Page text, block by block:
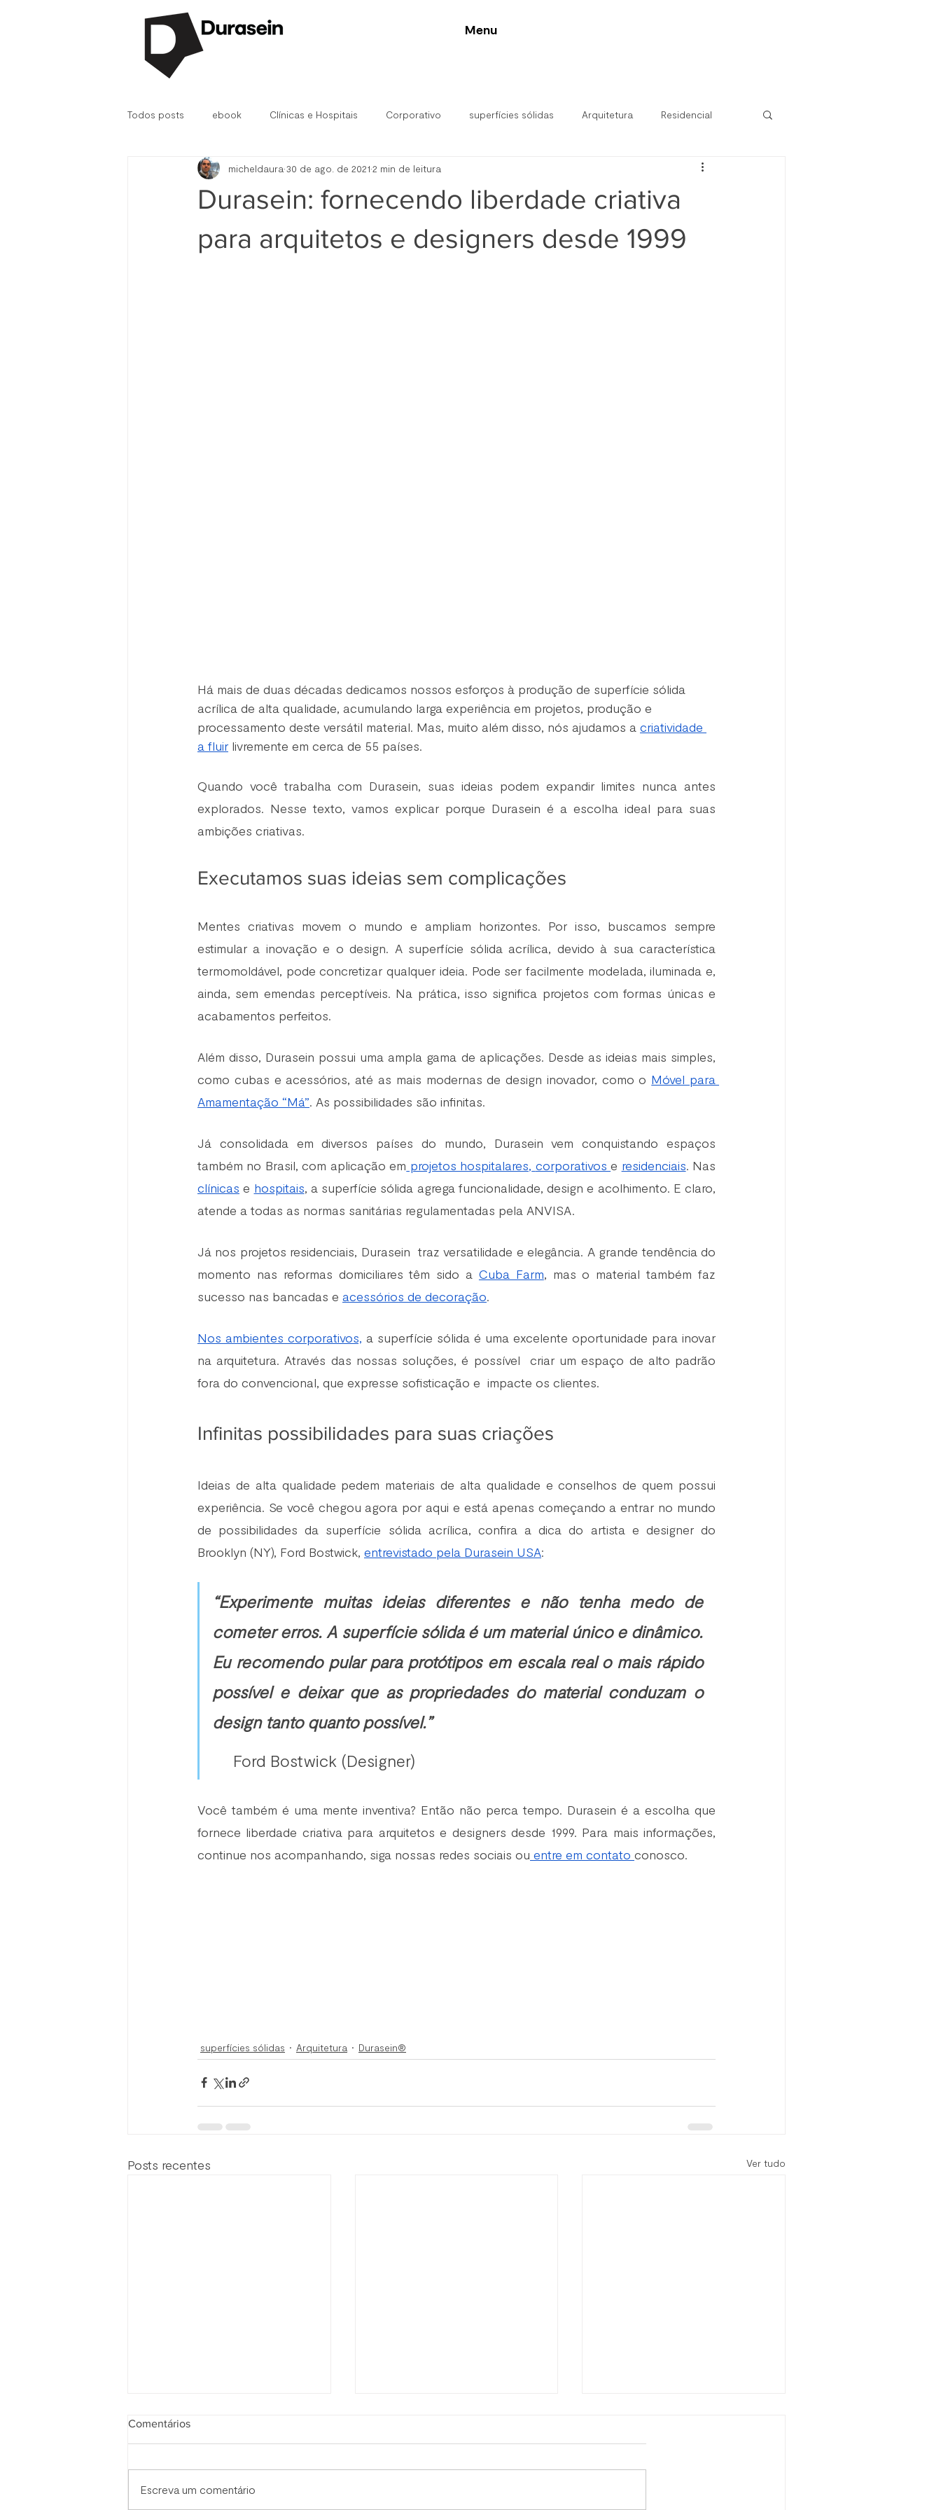
Menu
Todos posts ebook Clínicas e Hospitais Corporativo superfícies sólidas Arquitetura Residencial
Durasein® D.Fab Hospitalar
Durasein: fornecendo liberdade criativa
para arquitetos e designers desde 1999
micheldaura 30 de ago. de 2021 2 min de leitura
Há mais de duas décadas dedicamos nossos esforços à produção de superfície sólida
acrílica de alta qualidade, acumulando larga experiência em projetos, produção e
processamento deste versátil material. Mas, muito além disso, nós ajudamos a criatividade
a fluir livremente em cerca de 55 países.
Quando você trabalha com Durasein, suas ideias podem expandir limites nunca antes
explorados. Nesse texto, vamos explicar porque Durasein é a escolha ideal para suas
ambições criativas.
Executamos suas ideias sem complicações
Mentes criativas movem o mundo e ampliam horizontes. Por isso, buscamos sempre
estimular a inovação e o design. A superfície sólida acrílica, devido à sua característica
termomoldável, pode concretizar qualquer ideia. Pode ser facilmente modelada, iluminada e,
ainda, sem emendas perceptíveis. Na prática, isso significa projetos com formas únicas e
acabamentos perfeitos.
Além disso, Durasein possui uma ampla gama de aplicações. Desde as ideias mais simples,
como cubas e acessórios, até as mais modernas de design inovador, como o Móvel para
Amamentação “Má”. As possibilidades são infinitas.
Já consolidada em diversos países do mundo, Durasein vem conquistando espaços
também no Brasil, com aplicação em projetos hospitalares, corporativos e residenciais
clínicas e hospitais, a superfície sólida agrega funcionalidade, design e acolhimento. E claro,
atende a todas as normas sanitárias regulamentadas pela ANVISA.
Já nos projetos residenciais, Durasein  traz versatilidade e elegância. A grande tendência do
momento nas reformas domiciliares têm sido a Cuba Farm, mas o material também faz
sucesso nas bancadas e acessórios de decoração.
Nos ambientes corporativos, a superfície sólida é uma excelente oportunidade para inovar
na arquitetura. Através das nossas soluções, é possível  criar um espaço de alto padrão
fora do convencional, que expresse sofisticação e  impacte os clientes.
Infinitas possibilidades para suas criações
Ideias de alta qualidade pedem materiais de alta qualidade e conselhos de quem possui
experiência. Se você chegou agora por aqui e está apenas começando a entrar no mundo
de possibilidades da superfície sólida acrílica, confira a dica do artista e designer do
Brooklyn (NY), Ford Bostwick, entrevistado pela Durasein USA:
“Experimente muitas ideias diferentes e não tenha medo de
cometer erros. A superfície sólida é um material único e dinâmico.
Eu recomendo pular para protótipos em escala real o mais rápido
possível e deixar que as propriedades do material conduzam o
design tanto quanto possível.”
    Ford Bostwick (Designer)
Você também é uma mente inventiva? Então não perca tempo. Durasein é a escolha que
fornece liberdade criativa para arquitetos e designers desde 1999. Para mais informações,
continue nos acompanhando, siga nossas redes sociais ou entre em contato conosco.
superfícies sólidas Arquitetura Durasein®
Posts recentes Ver tudo
Comentários
Escreva um comentário